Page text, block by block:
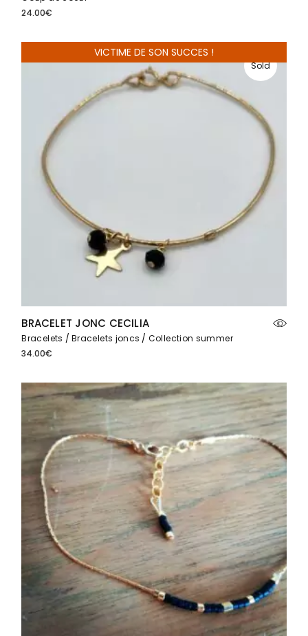
24.00€
VICTIME DE SON SUCCES !
Sold
BRACELET JONC CECILIA
Bracelets Bracelets joncs
Collection summer
34.00€